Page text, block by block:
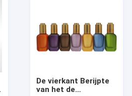
De vierkant Berijpte
van het de